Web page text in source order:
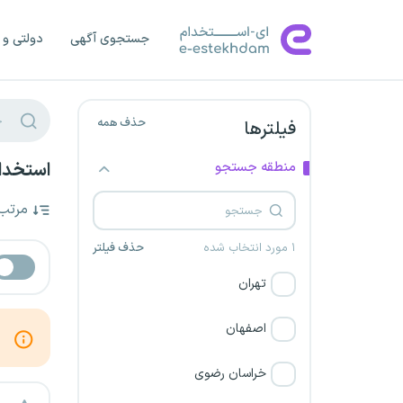
جستجوی آگهی دولتی
فیلترها حذف همه
منطقه جستجو
۱ مورد انتخاب شده حذف فیلتر
تهران
اصفهان
خراسان رضوی